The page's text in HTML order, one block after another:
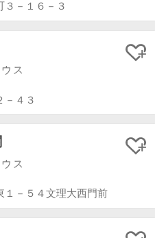
３－１６－３
ス
－４３
ス
１－５４文理大西門前